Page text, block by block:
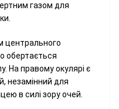
газом для
центрального
обертається
На правому окулярі є
незамінний для
в силі зору очей.